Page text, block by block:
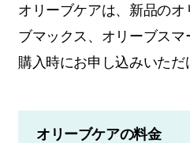
オリーブケアは、新品の
ブマックス、オリーブス
購入時にお申し込みいただ
オリーブケアの料金